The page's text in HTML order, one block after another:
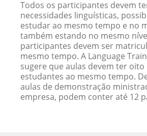
Todos os participantes devem
necessidades linguísticas,
estudar ao mesmo tempo e no
também estando no mesmo
participantes devem ser
mesmo tempo. A Language
sugere que aulas devem ter
estudantes ao mesmo tempo.
aulas de demonstração
empresa, podem conter até 12